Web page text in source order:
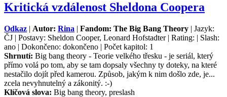
Kritická vzdálenost Sheldona Coopera
Odkaz | Autor: Rina | Fandom: The Big Bang Theory | Jazyk:
ČJ | Postavy: Sheldon Cooper, Leonard Hofstadter | Rating: | Slash:
ano | Dokončeno: dokončeno | Počet kapitol: 1
Shrnutí: Big bang theory - Teorie velkého třesku - je seriál, který
přímo volá po tom, aby se tam dopsaly všechny ty doteky, na které
nestačilo dojít před kamerou. Způsob, jakým k nim došlo zde, je...
zcela nevyhnutelný a zákonitý. :-)
Klíčová slova: Big bang theory, preslash